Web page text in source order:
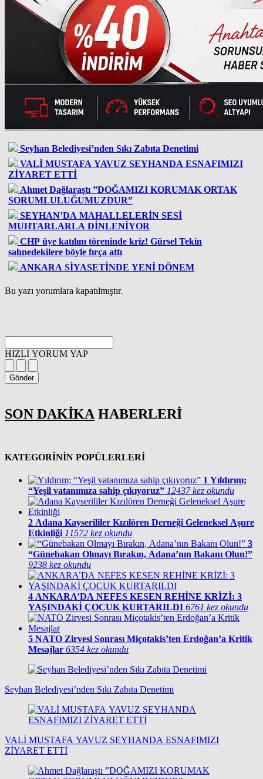
Seyhan Belediyesi’nden Sıkı Zabıta Denetimi
VALİ MUSTAFA YAVUZ SEYHANDA ESNAFIMIZI
ZİYARET ETTİ
Ahmet Dağlaraştı ”DOĞAMIZI KORUMAK ORTAK
SORUMLULUĞUMUZDUR”
SEYHAN’DA MAHALLELERİN SESİ
MUHTARLARLA DİNLENİYOR
CHP üye katılım töreninde kriz! Gürsel Tekin
sahnedekilere böyle fırça attı
ANKARA SİYASETİNDE YENİ DÖNEM
Bu yazı yorumlara kapatılmıştır.
HIZLI YORUM YAP
Gönder
SON DAKİKA HABERLERİ
KATEGORİNİN POPÜLERLERİ
1 Yıldırım;
“Yeşil vatanımıza sahip çıkıyoruz” 12437 kez okundu
2 Adana Kayserililer Kızılören Derneği Geleneksel Aşure
Etkinliği 11572 kez okundu
3
“Günebakan Olmayı Bırakın, Adana’nın Bakanı Olun!”
9238 kez okundu
4 ANKARA’DA NEFES KESEN REHİNE KRİZİ: 3
YAŞINDAKİ ÇOCUK KURTARILDI 6761 kez okundu
5 NATO Zirvesi Sonrası Miçotakis’ten Erdoğan’a Kritik
Mesajlar 6354 kez okundu
Seyhan Belediyesi’nden Sıkı Zabıta Denetimi
VALİ MUSTAFA YAVUZ SEYHANDA ESNAFIMIZI
ZİYARET ETTİ